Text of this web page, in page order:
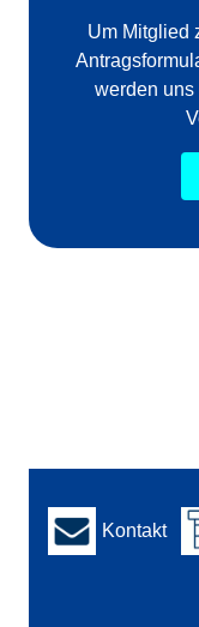
Um Mitglied
werden uns
Kontakt